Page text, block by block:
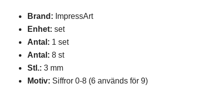
Brand: ImpressArt
Enhet: set
Antal: 1 set
Antal: 8 st
Stl.: 3 mm
Motiv: Siffror 0-8 (6 används för 9)